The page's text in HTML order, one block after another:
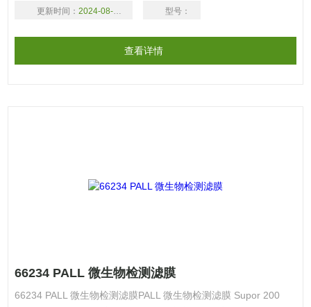
66585 66587 PALL微检滤膜（黑色）47MM
更新时间： 2024-08-17 型号：
查看详情
66234 PALL 微生物检测滤膜
66234 PALL 微生物检测滤膜PALL 微生物检测滤膜 Supor 200